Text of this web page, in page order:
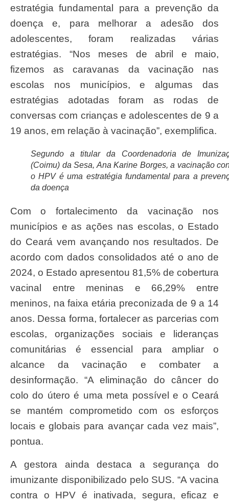
estratégia fundamental para a prevenção da
doença e, para melhorar a adesão dos
adolescentes, foram realizadas várias
estratégias. “Nos meses de abril e maio,
fizemos as caravanas da vacinação nas
escolas nos municípios, e algumas das
estratégias adotadas foram as rodas de
conversas com crianças e adolescentes de 9 a
19 anos, em relação à vacinação”, exemplifica.
Segundo a titular da Coordenadoria de
(Coimu) da Sesa, Ana Karine Borges, a vacinação
o HPV é uma estratégia fundamental para a
da doença
Com o fortalecimento da vacinação nos
municípios e as ações nas escolas, o Estado
do Ceará vem avançando nos resultados. De
acordo com dados consolidados até o ano de
2024, o Estado apresentou 81,5% de cobertura
vacinal entre meninas e 66,29% entre
meninos, na faixa etária preconizada de 9 a 14
anos. Dessa forma, fortalecer as parcerias com
escolas, organizações sociais e lideranças
comunitárias é essencial para ampliar o
alcance da vacinação e combater a
desinformação. “A eliminação do câncer do
colo do útero é uma meta possível e o Ceará
se mantém comprometido com os esforços
locais e globais para avançar cada vez mais”,
pontua.
A gestora ainda destaca a segurança do
imunizante disponibilizado pelo SUS. “A vacina
contra o HPV é inativada, segura, eficaz e